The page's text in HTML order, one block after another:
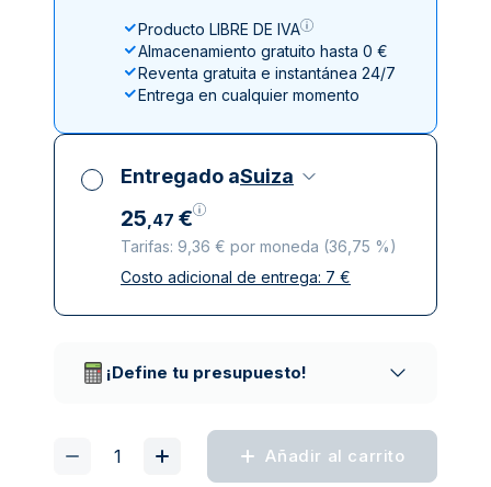
Producto LIBRE DE IVA
Almacenamiento gratuito hasta 0 €
Reventa gratuita e instantánea 24/7
Entrega en cualquier momento
Entregado aSuiza
25,47 €
Tarifas: 9,36 € por moneda (36,75 %)
Impuestos incluidos
Costo adicional de entrega: 7 €
¡Define tu presupuesto!
Añadir al carrito